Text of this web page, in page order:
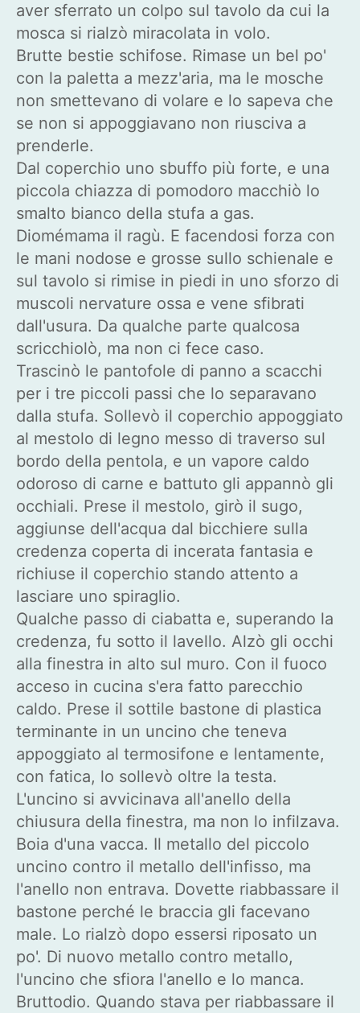
aver sferrato un colpo sul tavolo da cui la
mosca si rialzò miracolata in volo.
Brutte bestie schifose. Rimase un bel po'
con la paletta a mezz'aria, ma le mosche
non smettevano di volare e lo sapeva che
se non si appoggiavano non riusciva a
prenderle.
Dal coperchio uno sbuffo più forte, e una
piccola chiazza di pomodoro macchiò lo
smalto bianco della stufa a gas.
Diomémama il ragù. E facendosi forza con
le mani nodose e grosse sullo schienale e
sul tavolo si rimise in piedi in uno sforzo di
muscoli nervature ossa e vene sfibrati
dall'usura. Da qualche parte qualcosa
scricchiolò, ma non ci fece caso.
Trascinò le pantofole di panno a scacchi
per i tre piccoli passi che lo separavano
dalla stufa. Sollevò il coperchio appoggiato
al mestolo di legno messo di traverso sul
bordo della pentola, e un vapore caldo
odoroso di carne e battuto gli appannò gli
occhiali. Prese il mestolo, girò il sugo,
aggiunse dell'acqua dal bicchiere sulla
credenza coperta di incerata fantasia e
richiuse il coperchio stando attento a
lasciare uno spiraglio.
Qualche passo di ciabatta e, superando la
credenza, fu sotto il lavello. Alzò gli occhi
alla finestra in alto sul muro. Con il fuoco
acceso in cucina s'era fatto parecchio
caldo. Prese il sottile bastone di plastica
terminante in un uncino che teneva
appoggiato al termosifone e lentamente,
con fatica, lo sollevò oltre la testa.
L'uncino si avvicinava all'anello della
chiusura della finestra, ma non lo infilzava.
Boia d'una vacca. Il metallo del piccolo
uncino contro il metallo dell'infisso, ma
l'anello non entrava. Dovette riabbassare il
bastone perché le braccia gli facevano
male. Lo rialzò dopo essersi riposato un
po'. Di nuovo metallo contro metallo,
l'uncino che sfiora l'anello e lo manca.
Bruttodio. Quando stava per riabbassare il